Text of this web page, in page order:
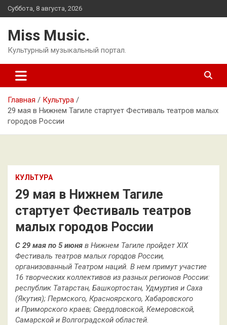
Перейти
к
Суббота, 8 августа, 2026
Miss Music.
Культурный музыкальный портал.
Главная
Культура
29 мая в Нижнем Тагиле стартует Фестиваль театров малых
городов России
КУЛЬТУРА
29 мая в Нижнем Тагиле
стартует Фестиваль театров
малых городов России
С 29 мая по 5 июня в Нижнем Тагиле пройдет XIX
Фестиваль театров малых городов России,
организованный Театром наций. В нем примут участие
16 творческих коллективов из разных регионов России:
республик Татарстан, Башкортостан, Удмуртия и Саха
(Якутия); Пермского, Красноярского, Хабаровского
и Приморского краев; Свердловской, Кемеровской,
Самарской и Волгоградской областей.